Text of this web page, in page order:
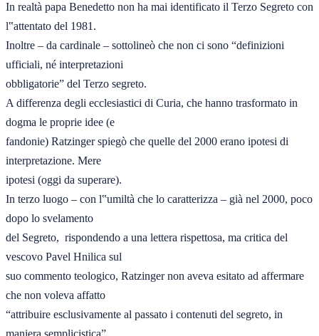
In realtà papa Benedetto non ha mai identificato il Terzo Segreto con
l‟attentato del 1981.
Inoltre – da cardinale – sottolineò che non ci sono “definizioni
ufficiali, né interpretazioni
obbligatorie” del Terzo segreto.
A differenza degli ecclesiastici di Curia, che hanno trasformato in
dogma le proprie idee (e
fandonie) Ratzinger spiegò che quelle del 2000 erano ipotesi di
interpretazione. Mere
ipotesi (oggi da superare).
In terzo luogo – con l‟umiltà che lo caratterizza – già nel 2000, poco
dopo lo svelamento
del Segreto,  rispondendo a una lettera rispettosa, ma critica del
vescovo Pavel Hnilica sul
suo commento teologico, Ratzinger non aveva esitato ad affermare
che non voleva affatto
“attribuire esclusivamente al passato i contenuti del segreto, in